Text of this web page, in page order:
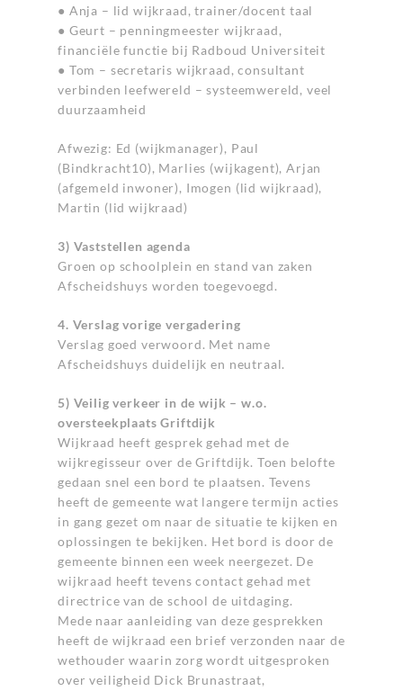
● Anja – lid wijkraad, trainer/docent taal
● Geurt – penningmeester wijkraad,
financiële functie bij Radboud Universiteit
● Tom – secretaris wijkraad, consultant
verbinden leefwereld – systeemwereld, veel
duurzaamheid
Afwezig: Ed (wijkmanager), Paul
(Bindkracht10), Marlies (wijkagent), Arjan
(afgemeld inwoner), Imogen (lid wijkraad),
Martin (lid wijkraad)
3) Vaststellen agenda
Groen op schoolplein en stand van zaken
Afscheidshuys worden toegevoegd.
4. Verslag vorige vergadering
Verslag goed verwoord. Met name
Afscheidshuys duidelijk en neutraal.
5) Veilig verkeer in de wijk – w.o.
oversteekplaats Griftdijk
Wijkraad heeft gesprek gehad met de
wijkregisseur over de Griftdijk. Toen belofte
gedaan snel een bord te plaatsen. Tevens
heeft de gemeente wat langere termijn acties
in gang gezet om naar de situatie te kijken en
oplossingen te bekijken. Het bord is door de
gemeente binnen een week neergezet. De
wijkraad heeft tevens contact gehad met
directrice van de school de uitdaging.
Mede naar aanleiding van deze gesprekken
heeft de wijkraad een brief verzonden naar de
wethouder waarin zorg wordt uitgesproken
over veiligheid Dick Brunastraat,